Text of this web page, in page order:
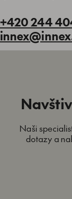
+420 244
Naši
dotazy a